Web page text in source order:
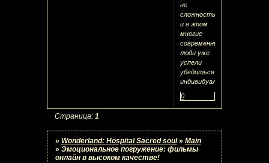
не
сложность,
и в этом
многие
современные
люди уже
успели
убедиться
индивидуально.
0
Страница: 1
» Wonderland: Hospital Sacred soul » Main
» Эмоциональное погружение: фильмы
онлайн в высоком качестве!